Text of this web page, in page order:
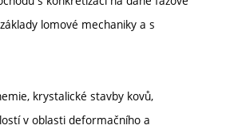
lomové mechaniky a s
krystalické stavby kovů,
v oblasti deformačního a